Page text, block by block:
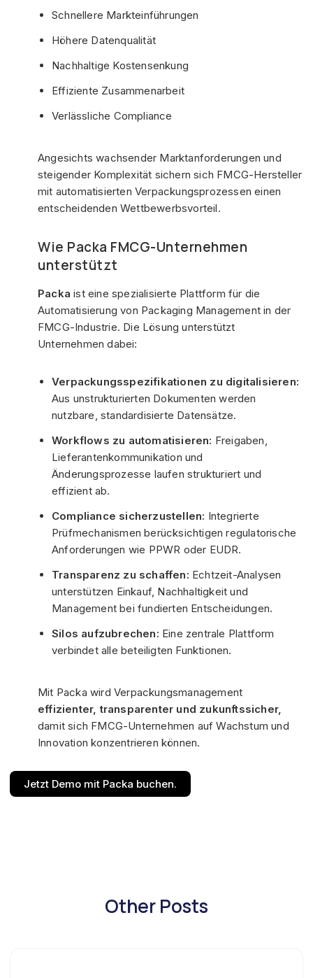
Schnellere Markteinführungen
Höhere Datenqualität
Nachhaltige Kostensenkung
Effiziente Zusammenarbeit
Verlässliche Compliance
Angesichts wachsender Marktanforderungen und
steigender Komplexität sichern sich FMCG-Hersteller
mit automatisierten Verpackungsprozessen einen
entscheidenden Wettbewerbsvorteil.
Wie Packa FMCG-Unternehmen
unterstützt
Packa ist eine spezialisierte Plattform für die
Automatisierung von Packaging Management in der
FMCG-Industrie. Die Lösung unterstützt
Unternehmen dabei:
Verpackungsspezifikationen zu digitalisieren:
Aus unstrukturierten Dokumenten werden
nutzbare, standardisierte Datensätze.
Workflows zu automatisieren: Freigaben,
Lieferantenkommunikation und
Änderungsprozesse laufen strukturiert und
effizient ab.
Compliance sicherzustellen: Integrierte
Prüfmechanismen berücksichtigen regulatorische
Anforderungen wie PPWR oder EUDR.
Transparenz zu schaffen: Echtzeit-Analysen
unterstützen Einkauf, Nachhaltigkeit und
Management bei fundierten Entscheidungen.
Silos aufzubrechen: Eine zentrale Plattform
verbindet alle beteiligten Funktionen.
Mit Packa wird Verpackungsmanagement
effizienter, transparenter und zukunftssicher,
damit sich FMCG-Unternehmen auf Wachstum und
Innovation konzentrieren können.
Jetzt Demo mit Packa buchen.
Other Posts